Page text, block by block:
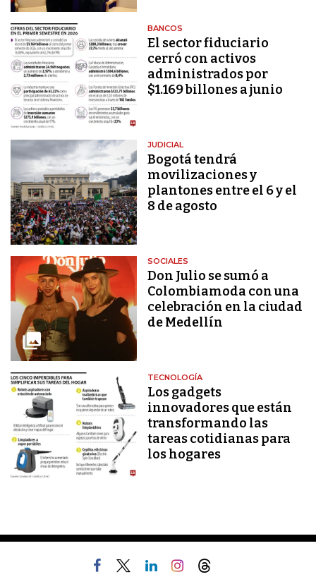
BANCOS
El sector fiduciario
cerró con activos
administrados por
$1.169 billones a junio
JUDICIAL
Bogotá tendrá
movilizaciones y
plantones entre el 6 y el
8 de agosto
SOCIALES
Don Julio se sumó a
Colombiamoda con una
celebración en la ciudad
de Medellín
TECNOLOGÍA
Los gadgets
innovadores que están
transformando las
tareas cotidianas para
los hogares